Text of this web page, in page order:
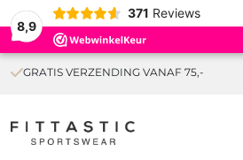
8,9
371 Reviews
GRATIS VERZENDING VANAF 75,-